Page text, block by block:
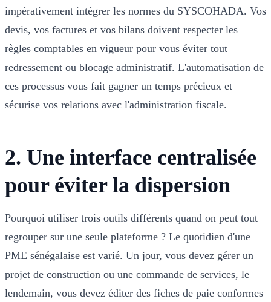
impérativement intégrer les normes du SYSCOHADA. Vos
devis, vos factures et vos bilans doivent respecter les
règles comptables en vigueur pour vous éviter tout
redressement ou blocage administratif. L'automatisation de
ces processus vous fait gagner un temps précieux et
sécurise vos relations avec l'administration fiscale.
2. Une interface centralisée
pour éviter la dispersion
Pourquoi utiliser trois outils différents quand on peut tout
regrouper sur une seule plateforme ? Le quotidien d'une
PME sénégalaise est varié. Un jour, vous devez gérer un
projet de construction ou une commande de services, le
lendemain, vous devez éditer des fiches de paie conformes